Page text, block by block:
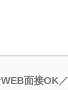
面接OK